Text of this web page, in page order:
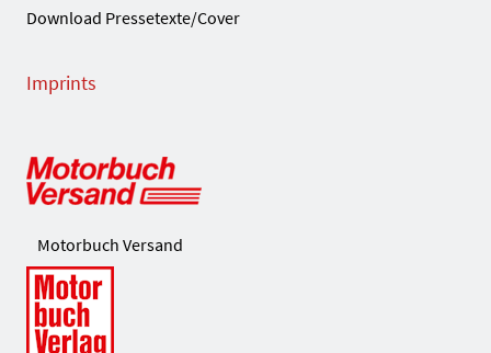
Download Pressetexte/Cover
Imprints
Motorbuch Versand